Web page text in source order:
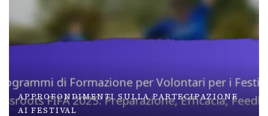
APPROFONDIMENTI SULLA PARTECIPAZIONE
AI FESTIVAL